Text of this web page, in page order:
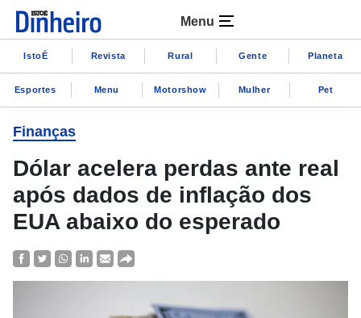
Menu
IstoÉ Revista Rural Gente Planeta
Esportes Menu Motorshow Mulher Pet
Finanças
Dólar acelera perdas ante real
após dados de inflação dos
EUA abaixo do esperado